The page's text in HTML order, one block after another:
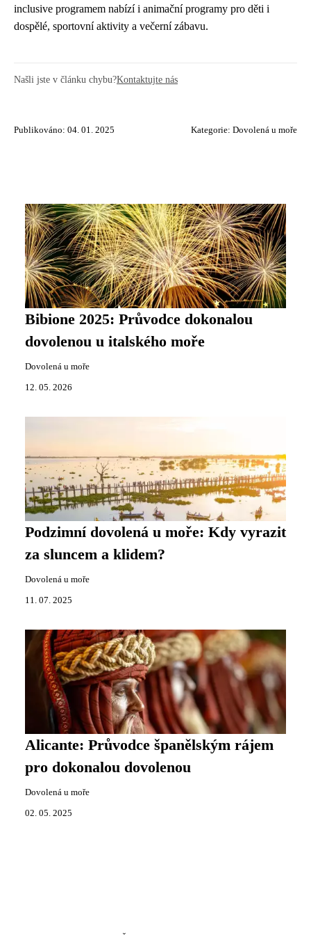
inclusive programem nabízí i animační programy pro děti i
dospělé, sportovní aktivity a večerní zábavu.
Našli jste v článku chybu?Kontaktujte nás
Publikováno: 04. 01. 2025 Kategorie: Dovolená u moře
Bibione 2025: Průvodce dokonalou
dovolenou u italského moře
Dovolená u moře
12. 05. 2026
Podzimní dovolená u moře: Kdy vyrazit
za sluncem a klidem?
Dovolená u moře
11. 07. 2025
Alicante: Průvodce španělským rájem
pro dokonalou dovolenou
Dovolená u moře
02. 05. 2025